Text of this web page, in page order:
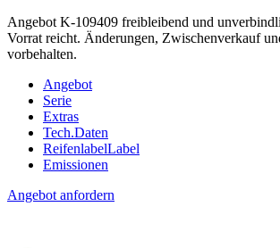
Angebot K-109409 freibleibend und
Vorrat reicht. Änderungen, Zwischenverkauf
vorbehalten.
Angebot
Serie
Extras
Tech.Daten
ReifenlabelLabel
Emissionen
Angebot anfordern